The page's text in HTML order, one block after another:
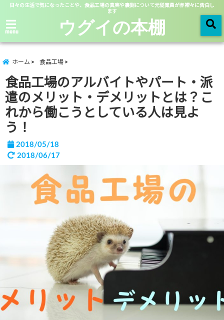
日々の生活で気になったことや、食品工場の真実や裏側について元従業員が赤裸々に告白し
ます
menu ウグイの本棚
ホーム 食品工場
食品工場のアルバイトやパート・派
遣のメリット・デメリットとは？こ
れから働こうとしている人は見よ
う！
2018/05/18
2018/06/17